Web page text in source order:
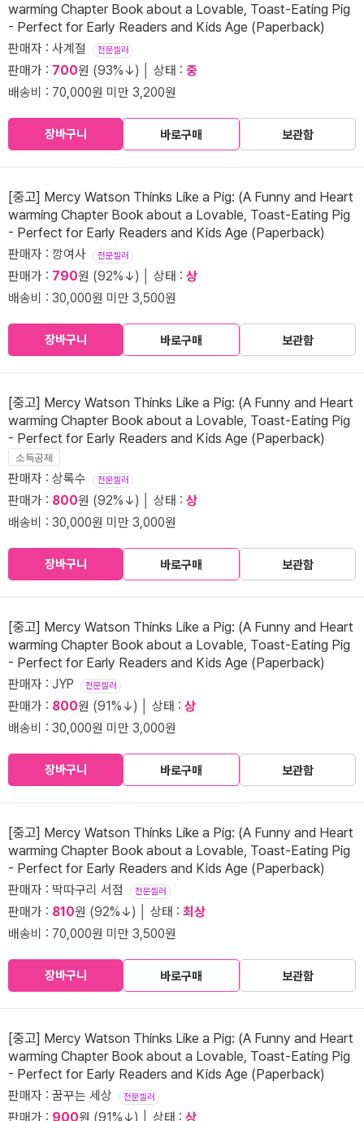
warming Chapter Book about a Lovable, Toast-Eating Pig
- Perfect for Early Readers and Kids Age (Paperback)
판매자 : 사계절 전문셀러
판매가 : 700원 (93%↓) │ 상태 : 중
배송비 : 70,000원 미만 3,200원
장바구니 바로구매 보관함
[중고] Mercy Watson Thinks Like a Pig: (A Funny and Heart
warming Chapter Book about a Lovable, Toast-Eating Pig
- Perfect for Early Readers and Kids Age (Paperback)
판매자 : 깡여사 전문셀러
판매가 : 790원 (92%↓) │ 상태 : 상
배송비 : 30,000원 미만 3,500원
장바구니 바로구매 보관함
[중고] Mercy Watson Thinks Like a Pig: (A Funny and Heart
warming Chapter Book about a Lovable, Toast-Eating Pig
- Perfect for Early Readers and Kids Age (Paperback)
소득공제
판매자 : 상록수 전문셀러
판매가 : 800원 (92%↓) │ 상태 : 상
배송비 : 30,000원 미만 3,000원
장바구니 바로구매 보관함
[중고] Mercy Watson Thinks Like a Pig: (A Funny and Heart
warming Chapter Book about a Lovable, Toast-Eating Pig
- Perfect for Early Readers and Kids Age (Paperback)
판매자 : JYP 전문셀러
판매가 : 800원 (91%↓) │ 상태 : 상
배송비 : 30,000원 미만 3,000원
장바구니 바로구매 보관함
[중고] Mercy Watson Thinks Like a Pig: (A Funny and Heart
warming Chapter Book about a Lovable, Toast-Eating Pig
- Perfect for Early Readers and Kids Age (Paperback)
판매자 : 딱따구리 서점 전문셀러
판매가 : 810원 (92%↓) │ 상태 : 최상
배송비 : 70,000원 미만 3,500원
장바구니 바로구매 보관함
[중고] Mercy Watson Thinks Like a Pig: (A Funny and Heart
warming Chapter Book about a Lovable, Toast-Eating Pig
- Perfect for Early Readers and Kids Age (Paperback)
판매자 : 꿈꾸는 세상 전문셀러
판매가 : 900원 (91%↓) │ 상태 : 상